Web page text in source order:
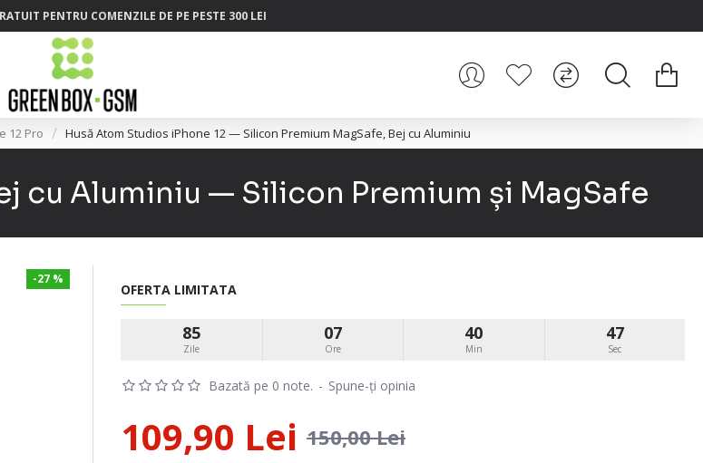
PENTRU COMENZILE DE PE PESTE 300 LEI
12 Pro Husă Atom Studios iPhone 12 — Silicon Premium MagSafe, Bej cu Aluminiu
cu Aluminiu — Silicon Premium și MagSafe
-27 %
Bazată pe 0 note. - Spune-ţi opinia
OFERTA LIMITATA
85
Zile
07
Ore
40
Min
46
Sec
109,90 Lei 150,00 Lei